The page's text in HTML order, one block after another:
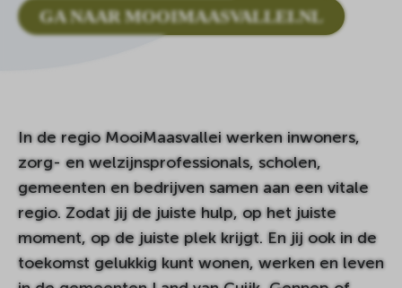
GA NAAR MOOIMAASVALLEI.NL
In de regio MooiMaasvallei werken inwoners,
zorg- en welzijnsprofessionals, scholen,
gemeenten en bedrijven samen aan een vitale
regio. Zodat jij de juiste hulp, op het juiste
moment, op de juiste plek krijgt. En jij ook in de
toekomst gelukkig kunt wonen, werken en leven